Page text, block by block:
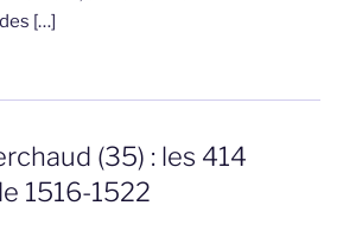
[…]
(35) : les 414
1516-1522